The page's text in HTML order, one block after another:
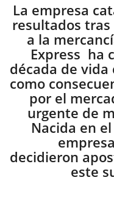
La empresa
resultados tras
a la
Express ha
década de
como
por el
urgente de
Nacida en
decidieron
este